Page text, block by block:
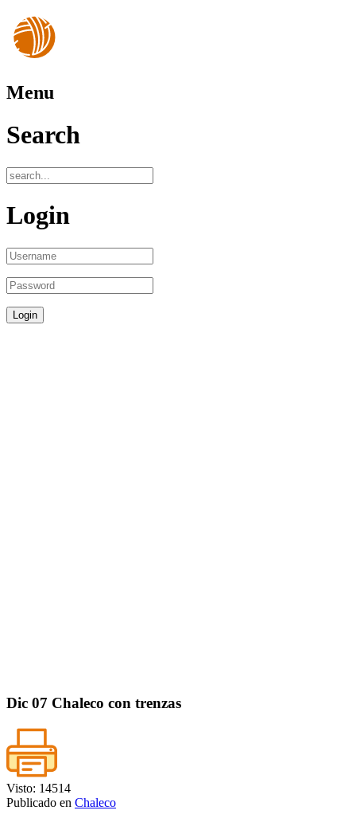
Menu
Search
Login
Dic 07 Chaleco con trenzas
Visto: 14514
Publicado en Chaleco